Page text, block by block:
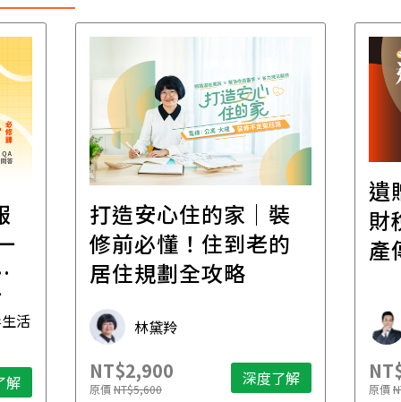
活
解
打造安心住的家｜裝
修前必懂！住到老的
居住規劃全攻略
林黛羚
NT$2,900
原價NT$5,600 深度了解
遺
財
產
原價